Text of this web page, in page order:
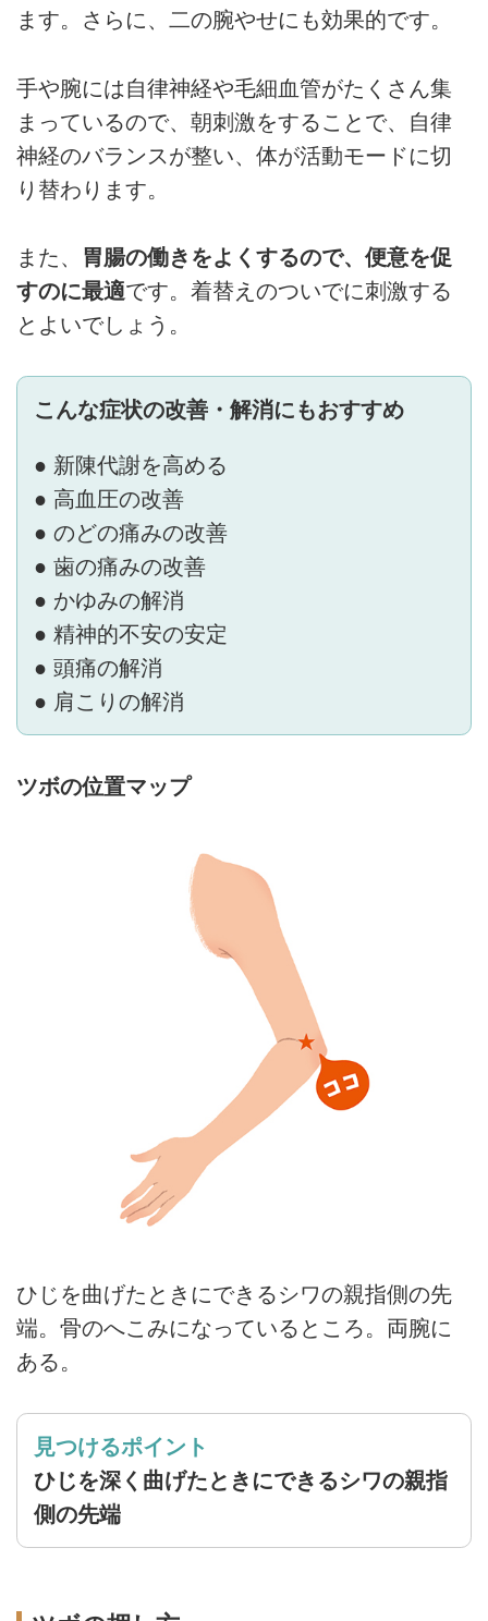
ます。さらに、二の腕やせにも効果的です。
手や腕には自律神経や毛細血管がたくさん集
まっているので、朝刺激をすることで、自律
神経のバランスが整い、体が活動モードに切
り替わります。
また、 胃腸の働きをよくするので、便意を促
すのに最適です。着替えのついでに刺激する
とよいでしょう。
こんな症状の改善・解消にもおすすめ
● 新陳代謝を高める
● 高血圧の改善
● のどの痛みの改善
● 歯の痛みの改善
● かゆみの解消
● 精神的不安の安定
● 頭痛の解消
● 肩こりの解消
ツボの位置マップ
ひじを曲げたときにできるシワの親指側の先
端。骨のへこみになっているところ。両腕に
ある。
見つけるポイント
ひじを深く曲げたときにできるシワの親指
側の先端